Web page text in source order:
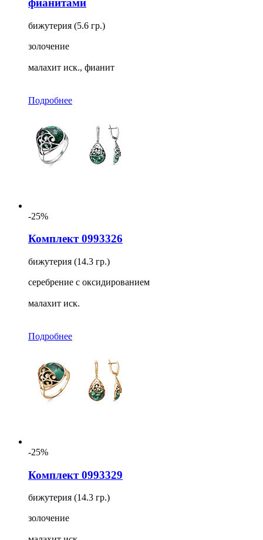
фианитами
бижутерия (5.6 гр.)
золочение
малахит иск., фианит
Подробнее
-25%
Комплект 0993326
бижутерия (14.3 гр.)
серебрение с оксидированием
малахит иск.
Подробнее
-25%
Комплект 0993329
бижутерия (14.3 гр.)
золочение